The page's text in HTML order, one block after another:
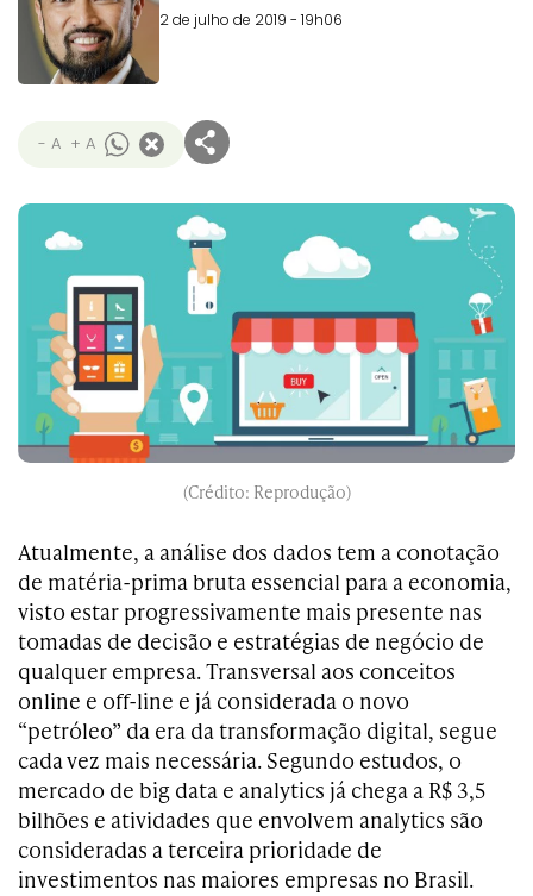
2 de julho de 2019 - 19h06
- A + A
(Crédito: Reprodução)
Atualmente, a análise dos dados tem a conotação
de matéria-prima bruta essencial para a economia,
visto estar progressivamente mais presente nas
tomadas de decisão e estratégias de negócio de
qualquer empresa. Transversal aos conceitos
online e off-line e já considerada o novo
“petróleo” da era da transformação digital, segue
cada vez mais necessária. Segundo estudos, o
mercado de big data e analytics já chega a R$ 3,5
bilhões e atividades que envolvem analytics são
consideradas a terceira prioridade de
investimentos nas maiores empresas no Brasil.